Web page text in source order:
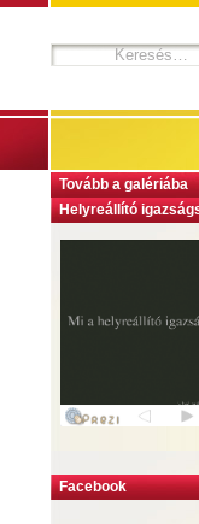
Tovább a galériába
Helyreállító
Facebook